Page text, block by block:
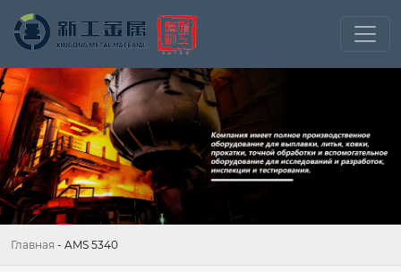
Главная - AMS 5340